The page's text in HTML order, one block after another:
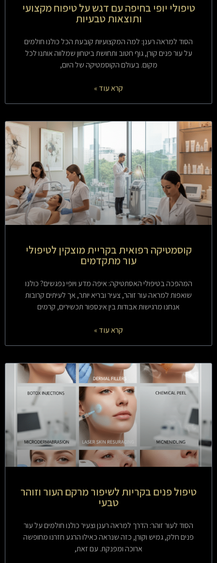
טיפולי יופי בחיפה עם דגש על טיפוח מקצועי
ותוצאות טבעיות
הסוד למראה רענן: למה המקצועיות קובעת הכל כולנו חולמים
על עור פנים קורן, גוף חטוב ותחושת ביטחון שמלווה אותנו לכל
מקום. בעולם הקוסמטיקה של היום,
קרא עוד »
קוסמטיקה רפואית בקריית מוצקין לטיפולי
עור מתקדמים
המהפכה בטיפולי האסתטיקה: איפה מדע ויופי נפגשים? כולנו
שואפות למראה עור זוהר, צעיר ובריא יותר, אך לעיתים קרובות
אנחנו מרגישות אבודות בין אינספור תכשירים, קרמים
קרא עוד »
טיפול פנים בקריות לשיפור מרקם העור וזוהר
טבעי
הסוד לעור זוהר: הדרך למראה רענן וצעיר כולנו חולמים על עור
פנים חלק, גמיש וקורן, כזה שנראה כאילו הרגע חזרנו מחופשה
ארוכה ומפנקת. עם זאת,